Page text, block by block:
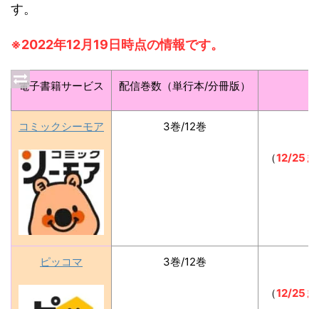
す。
※2022年12月19日時点の情報です。
電子書籍サービス 配信巻数（単行本/分冊版）
コミックシーモア 3巻/12巻
（12/25ま
ピッコマ 3巻/12巻
（12/25ま